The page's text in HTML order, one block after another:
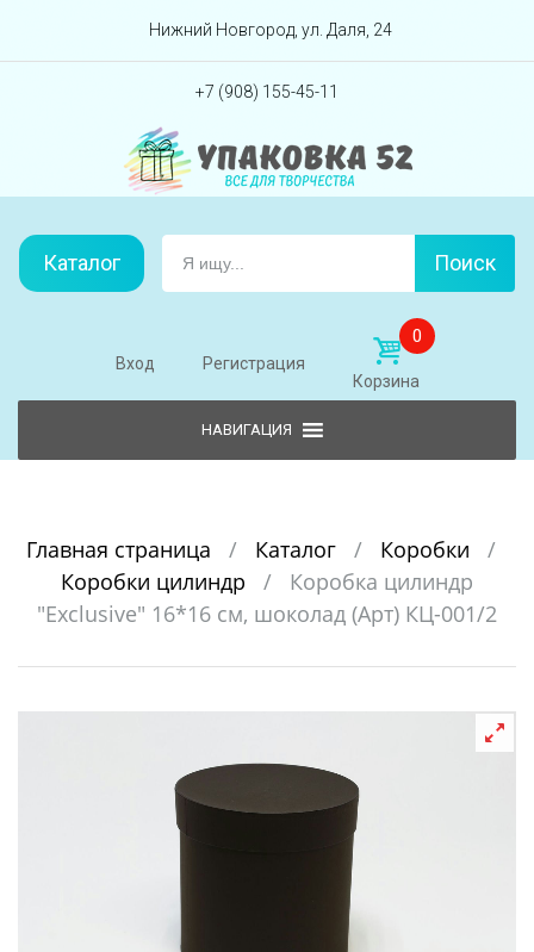
Перейти вниз
Нижний Новгород, ул. Даля, 24
+7 (908) 155-45-11
Каталог Поиск
Вход Регистрация
0
Корзина
Главная страница / Каталог / Коробки
/
Коробки цилиндр
/
Коробка цилиндр
"Exclusive" 16*16 см, шоколад (Арт) КЦ-001/2